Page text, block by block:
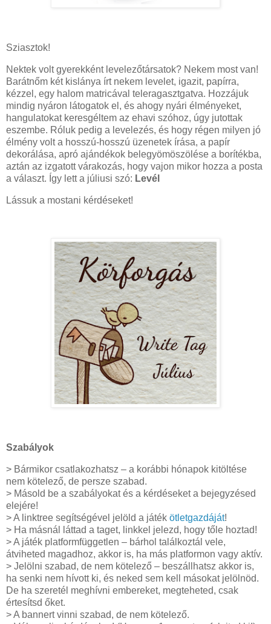
Sziasztok!
Nektek volt gyerekként levelezőtársatok? Nekem most van!
Barátnőm két kislánya írt nekem levelet, igazit, papírra,
kézzel, egy halom matricával teleragasztgatva. Hozzájuk
mindig nyáron látogatok el, és ahogy nyári élményeket,
hangulatokat keresgéltem az ehavi szóhoz, úgy jutottak
eszembe. Róluk pedig a levelezés, és hogy régen milyen jó
élmény volt a hosszú-hosszú üzenetek írása, a papír
dekorálása, apró ajándékok belegyömöszölése a borítékba,
aztán az izgatott várakozás, hogy vajon mikor hozza a posta
a választ. Így lett a júliusi szó: Levél
Lássuk a mostani kérdéseket!
Szabályok
> Bármikor csatlakozhatsz – a korábbi hónapok kitöltése
nem kötelező, de persze szabad.
> Másold be a szabályokat és a kérdéseket a bejegyzésed
elejére!
> A linktree segítségével jelöld a játék ötletgazdáját!
> Ha másnál láttad a taget, linkkel jelezd, hogy tőle hoztad!
> A játék platformfüggetlen – bárhol találkoztál vele,
átviheted magadhoz, akkor is, ha más platformon vagy aktív.
> Jelölni szabad, de nem kötelező – beszállhatsz akkor is,
ha senki nem hívott ki, és neked sem kell másokat jelölnöd.
De ha szeretél meghívni embereket, megteheted, csak
értesítsd őket.
> A bannert vinni szabad, de nem kötelező.